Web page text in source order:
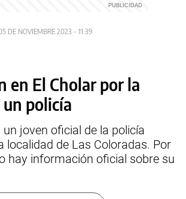
DE NOVIEMBRE 2023 - 11:39
en El Cholar por la
policía
joven oficial de la policía
localidad de Las Coloradas. Por
hay información oficial sobre su